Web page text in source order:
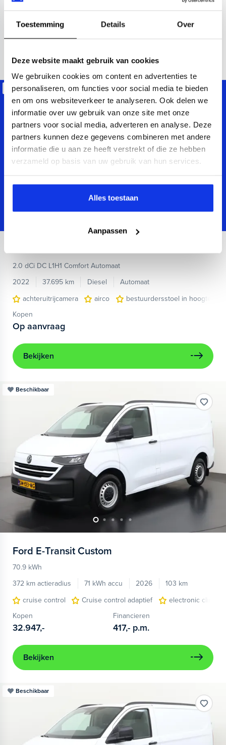
Toestemming Details Over
Deze website maakt gebruik van cookies
We gebruiken cookies om content en advertenties te
personaliseren, om functies voor social media te bieden
en om ons websiteverkeer te analyseren. Ook delen we
informatie over uw gebruik van onze site met onze
partners voor social media, adverteren en analyse. Deze
partners kunnen deze gegevens combineren met andere
informatie die u aan ze heeft verstrekt of die ze hebben
verzameld op basis van uw gebruik van hun services.
Alles toestaan
Aanpassen
6.434,- 81,-
Beschikbaar
2.0 dCi DC L1H1 Comfort Automaat
2022
37.695 km Diesel
Automaat
achteruitrijcamera
airco
bestuurdersstoel in hoogte
Kopen
Op aanvraag
Bekijken
Beschikbaar
Ford E-Transit Custom
70.9 kWh
372 km actieradius
71 kWh accu 2026
103 km
cruise control
Cruise control adaptief
electronic climate
Kopen
32.947,-
Financieren
417,- p.m.
Bekijken
Beschikbaar